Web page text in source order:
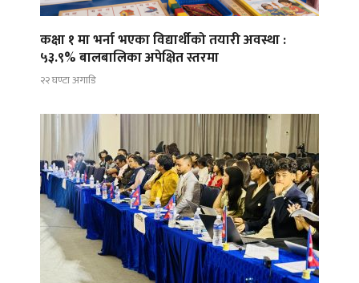
कक्षा १ मा भर्ना भएका विद्यार्थीको तयारी अवस्था :
५३.९% बालबालिका अपेक्षित स्तरमा
२२ घण्टा अगाडि